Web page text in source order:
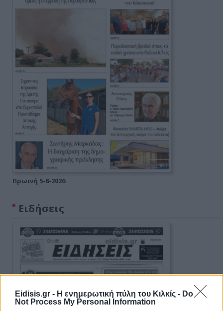
Eidisis.gr - Η ενημερωτική πύλη του Κιλκίς - Do
Not Process My Personal Information
Πρωινή 5-8-2026
Ειδήσεις